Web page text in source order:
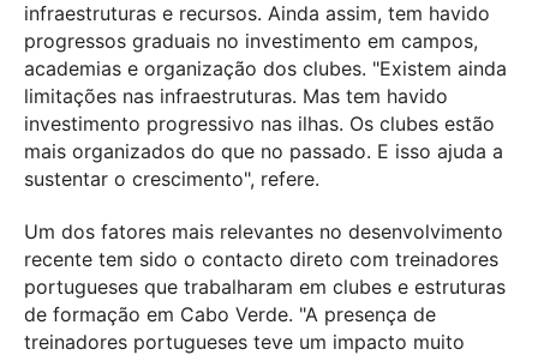
infraestruturas e recursos. Ainda assim, tem havido
progressos graduais no investimento em campos,
academias e organização dos clubes. "Existem ainda
limitações nas infraestruturas. Mas tem havido
investimento progressivo nas ilhas. Os clubes estão
mais organizados do que no passado. E isso ajuda a
sustentar o crescimento", refere.
Um dos fatores mais relevantes no desenvolvimento
recente tem sido o contacto direto com treinadores
portugueses que trabalharam em clubes e estruturas
de formação em Cabo Verde. "A presença de
treinadores portugueses teve um impacto muito